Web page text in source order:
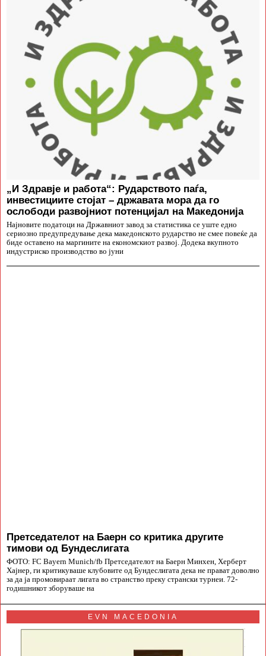
„И Здравје и работа“: Рударството паѓа,
инвестициите стојат – државата мора да го
ослободи развојниот потенцијал на Македонија
Најновите податоци на Државниот завод за статистика се уште едно
сериозно предупредување дека македонското рударство не смее повеќе да
биде оставено на маргините на економскиот развој. Додека вкупното
индустриско производство во јуни
Претседателот на Баерн со критика другите
тимови од Бундеслигата
ФОТО: FC Bayern Munich/fb Претседателот на Баерн Минхен, Херберт
Хајнер, ги критикуваше клубовите од Бундеслигата дека не прават доволно
за да ја промовираат лигата во странство преку странски турнеи. 72-
годишникот зборуваше на
EVN MACEDONIA